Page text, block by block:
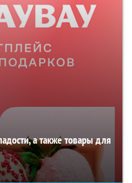
а также товары для